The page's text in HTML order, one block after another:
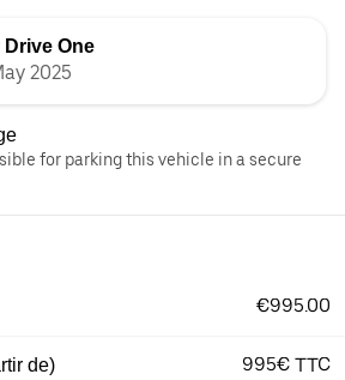
Drive One
2025
for parking this vehicle in a secure
€995.00
de) 995€ TTC